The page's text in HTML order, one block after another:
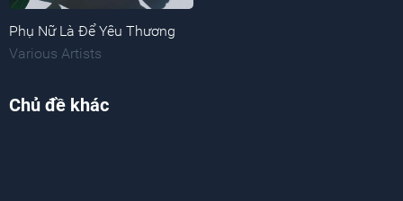
Phụ Nữ Là Để Yêu Thương
Various Artists
Chủ đề khác